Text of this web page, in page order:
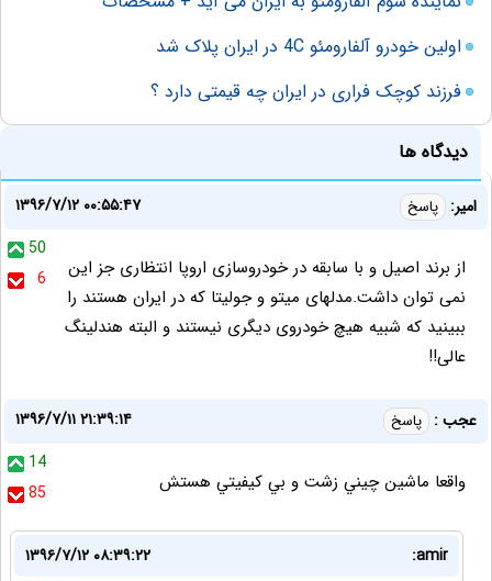
اولین خودرو آلفارومئو 4C در ایران پلاک شد
فرزند کوچک فراری در ایران چه قیمتی دارد ؟
دیدگاه ها
امیر: پاسخ
۱۳۹۶/۷/۱۲ ۰۰:۵۵:۴۷
50
6
از برند اصیل و با سابقه در خودروسازی اروپا انتظاری جز این
نمی توان داشت.مدلهای میتو و جولیتا که در ایران هستند را
ببینید که شبیه هیچ خودروی دیگری نیستند و البته هندلینگ
عالی!!
عجب : پاسخ
۱۳۹۶/۷/۱۱ ۲۱:۳۹:۱۴
14
85
واقعا ماشين چيني زشت و بي كيفيتي هستش
amir:
۱۳۹۶/۷/۱۲ ۰۸:۳۹:۲۲